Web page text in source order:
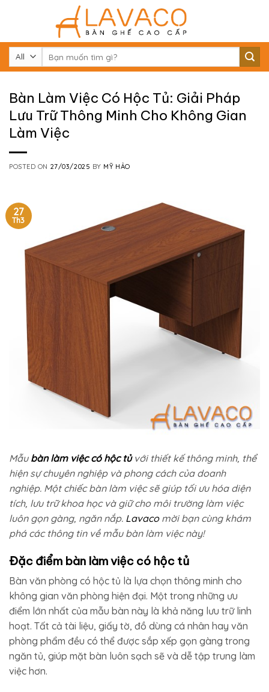
kiếm:
Bàn Làm Việc Có Hộc Tủ: Giải Pháp
Lưu Trữ Thông Minh Cho Không Gian
Làm Việc
POSTED ON 27/03/2025 BY MỸ HẢO
27
Th3
Mẫu bàn làm việc có hộc tủvới thiết kế thông minh, thể
hiện sự chuyên nghiệp và phong cách của doanh
nghiệp. Một chiếc bàn làm việc sẽ giúp tối ưu hóa diện
tích, lưu trữ khoa học và giữ cho môi trường làm việc
luôn gọn gàng, ngăn nắp. Lavacomời bạn cùng khám
phá các thông tin về mẫu bàn làm việc này!
Đặc điểm bàn làm việc có hộc tủ
Bàn văn phòng có hộc tủ là lựa chọn thông minh cho
không gian văn phòng hiện đại. Một trong những ưu
điểm lớn nhất của mẫu bàn này là khả năng lưu trữ linh
hoạt. Tất cả tài liệu, giấy tờ, đồ dùng cá nhân hay văn
phòng phẩm đều có thể được sắp xếp gọn gàng trong
ngăn tủ, giúp mặt bàn luôn sạch sẽ và dễ tập trung làm
việc hơn.